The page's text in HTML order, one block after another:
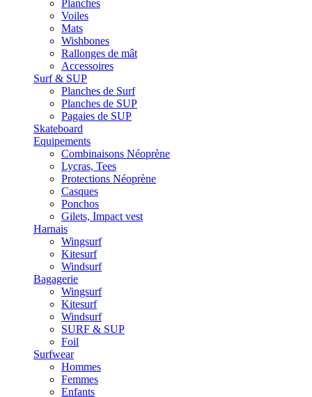
Planches
Voiles
Mats
Wishbones
Rallonges de mât
Accessoires
Surf & SUP
Planches de Surf
Planches de SUP
Pagaies de SUP
Skateboard
Equipements
Combinaisons Néoprène
Lycras, Tees
Protections Néoprène
Casques
Ponchos
Gilets, Impact vest
Harnais
Wingsurf
Kitesurf
Windsurf
Bagagerie
Wingsurf
Kitesurf
Windsurf
SURF & SUP
Foil
Surfwear
Hommes
Femmes
Enfants